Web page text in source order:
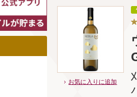
お気に入りに追加